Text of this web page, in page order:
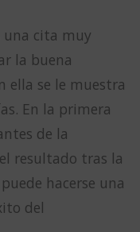
una cita muy
la buena
ella se le muestra
En la primera
de la
resultado tras la
hacerse una
del